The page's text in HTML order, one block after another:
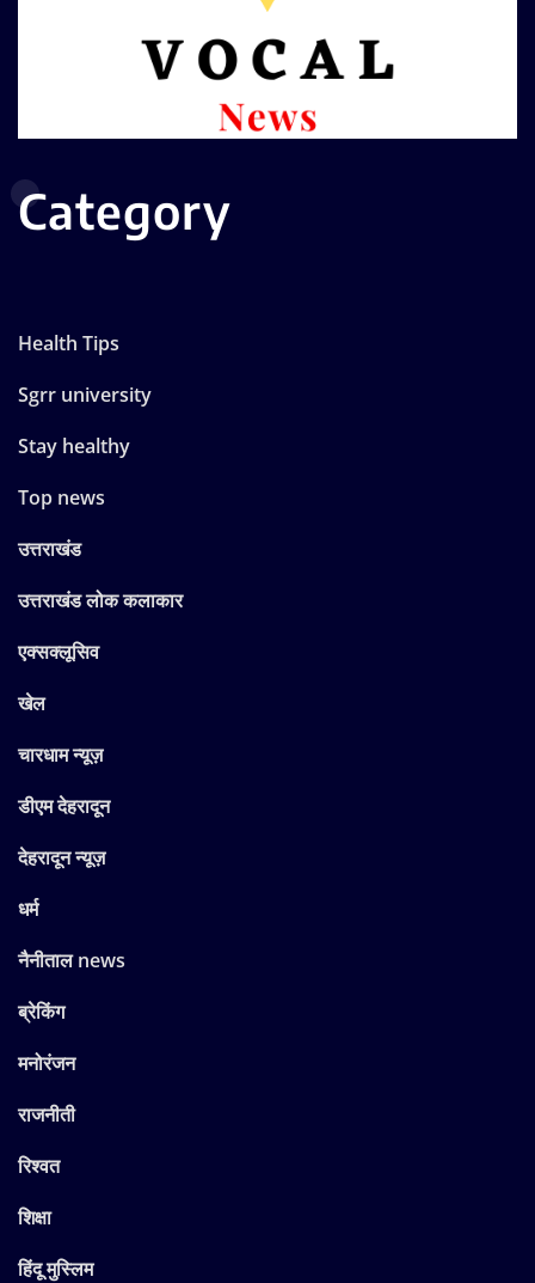
Category
Health Tips
Sgrr university
Stay healthy
Top news
उत्तराखंड
उत्तराखंड लोक कलाकार
एक्सक्लूसिव
खेल
चारधाम न्यूज़
डीएम देहरादून
देहरादून न्यूज़
धर्म
नैनीताल news
ब्रेकिंग
मनोरंजन
राजनीती
रिश्वत
शिक्षा
हिंदू मुस्लिम